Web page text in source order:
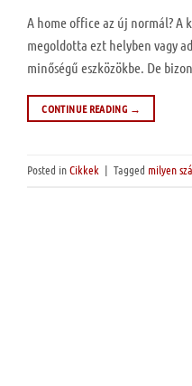
A home office az új normál? A
megoldotta ezt helyben vagy
minőségű eszközökbe. De
CONTINUE READING →
Posted inCikkek | Tagged milyen